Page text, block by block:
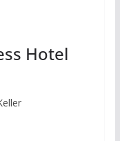
Hotel